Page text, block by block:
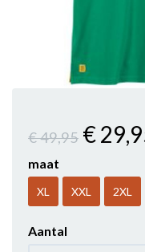
€ 49,95 € 29
maat
XL XXL 2XL
Aantal